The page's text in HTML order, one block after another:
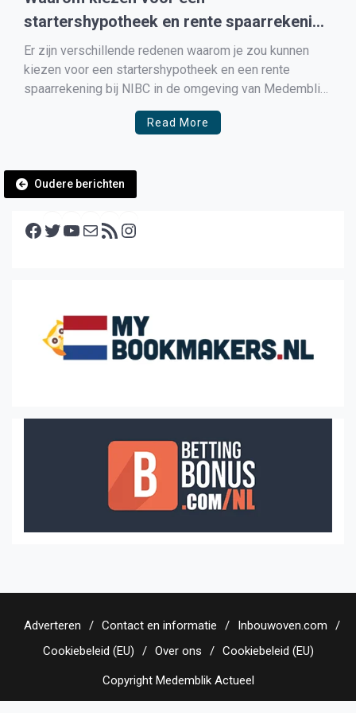
startershypotheek en rente spaarrekening
bij NIBC?
Er zijn verschillende redenen waarom je zou kunnen
kiezen voor een startershypotheek en een rente
spaarrekening bij NIBC in de omgeving van Medemblik.
Hypotheekproducten voor starters Allereerst staat
NIBC bekend om zijn speciale hypotheekproducten die
Read More
Berichtennavigatie
Oudere berichten
Facebook Twitter YouTube E-mail RSS feed
Adverteren Contact en informatie
Inbouwoven.com
Cookiebeleid (EU)
Over ons Cookiebeleid (EU)
Copyright Medemblik Actueel